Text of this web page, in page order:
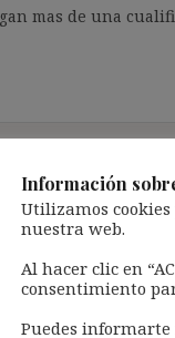
mas de una
Baleares) dice:
uno fijo
(dos meses) para
10
Información
Utilizamos
nuestra web.
Al hacer clic en
consentimiento
Puedes informarte